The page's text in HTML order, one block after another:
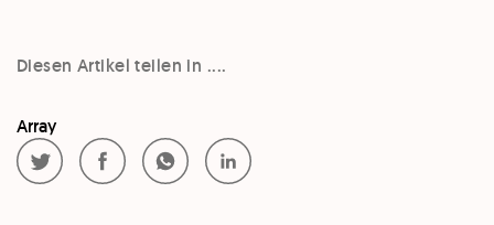
Diesen Artikel teilen in ....
Array